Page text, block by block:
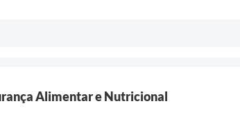
Alimentar e Nutricional